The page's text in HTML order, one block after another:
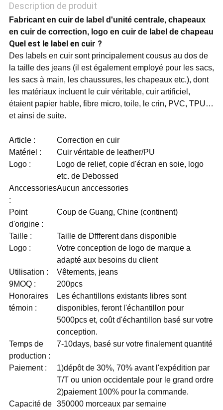
CONFIDENTIALITÉ
Description de produit
Fabricant en cuir de label d'unité centrale, chapeaux
en cuir de correction, logo en cuir de label de chapeau
Quel est le label en cuir ?
Des labels en cuir sont principalement cousus au dos de
la taille des jeans (il est également employé pour les sacs,
les sacs à main, les chaussures, les chapeaux etc.), dont
les matériaux incluent le cuir véritable, cuir artificiel,
étaient papier hable, fibre micro, toile, le crin, PVC, TPU…
et ainsi de suite.
Article :
Correction en cuir
Matériel :
Cuir véritable de leather/PU
Logo :
Logo de relief, copie d'écran en soie, logo
etc. de Debossed
Anccessories
:
Aucun anccessories
Point
d'origine :
Coup de Guang, Chine (continent)
Taille :
Taille de Dffferent dans disponible
Logo :
Votre conception de logo de marque a
adapté aux besoins du client
Utilisation :
Vêtements, jeans
9MOQ :
200pcs
Honoraires
témoin :
Les échantillons existants libres sont
disponibles, feront l'échantillon pour
5000pcs et, coût d'échantillon basé sur votre
conception.
Temps de
production :
7-10days, basé sur votre finalement quantité
Paiement :
1)dépôt de 30%, 70% avant l'expédition par
T/T ou union occidentale pour le grand ordre
2)paiement 100% pour la commande.
Capacité de 350000 morceaux par semaine